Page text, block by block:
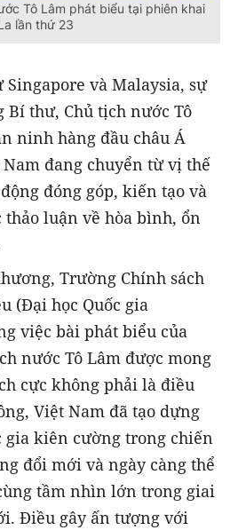
Tô Lâm phát biểu tại phiên khai
lần thứ 23
Singapore và Malaysia, sự
Bí thư, Chủ tịch nước Tô
ninh hàng đầu châu Á
đang chuyển từ vị thế
đóng góp, kiến tạo và
luận về hòa bình, ổn
Trường Chính sách
(Đại học Quốc gia
việc bài phát biểu của
nước Tô Lâm được mong
cực không phải là điều
Việt Nam đã tạo dựng
gia kiên cường trong chiến
đổi mới và ngày càng thể
tầm nhìn lớn trong giai
Điều gây ấn tượng với